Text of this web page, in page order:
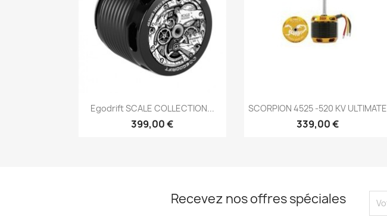
Aperçu rapide
Egodrift SCALE COLLECTION...
399,00 €
Aperçu rapide
SCORPION 4525 -520 KV ULTIMATE
339,00 €
Recevez nos offres spéciales